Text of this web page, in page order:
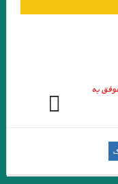
پنكه‌ها راه مي‌روند / میترا داور
به